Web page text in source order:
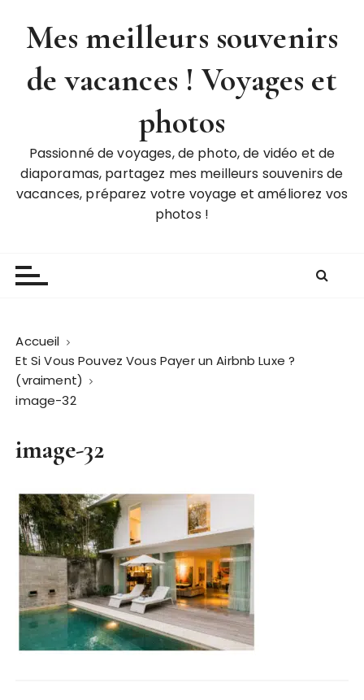
Mes meilleurs souvenirs
de vacances ! Voyages et
photos
Passionné de voyages, de photo, de vidéo et de
diaporamas, partagez mes meilleurs souvenirs de
vacances, préparez votre voyage et améliorez vos
photos !
Accueil
Et Si Vous Pouvez Vous Payer un Airbnb Luxe ?
(vraiment)
image-32
image-32